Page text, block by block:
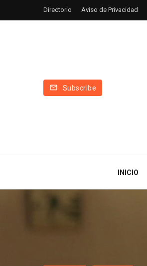
Directorio Aviso de Privacidad
Subscribe
INICIO